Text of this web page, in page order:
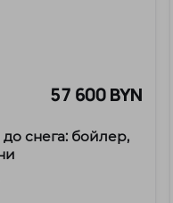
57 600 BYN
снега: бойлер,